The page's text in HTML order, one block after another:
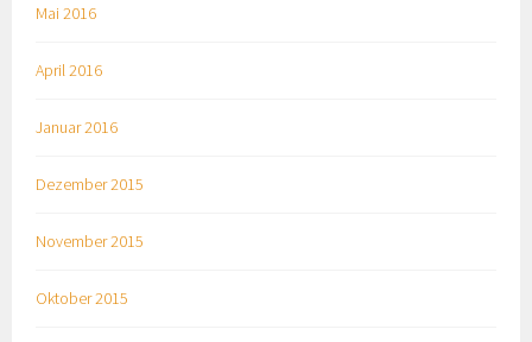
Mai 2016
April 2016
Januar 2016
Dezember 2015
November 2015
Oktober 2015